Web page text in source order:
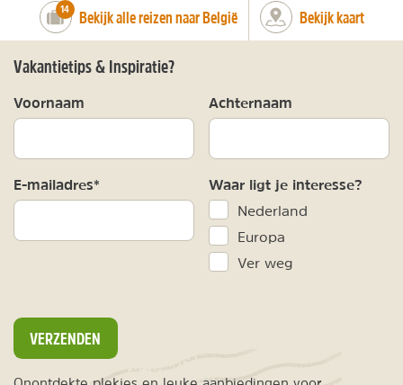
number_of_trips:
14 Bekijk alle reizen naar België Bekijk kaart
Vakantietips & Inspiratie?
Voornaam Achternaam
E-mailadres* Waar ligt je interesse?
Nederland
Europa
Ver weg
VERZENDEN